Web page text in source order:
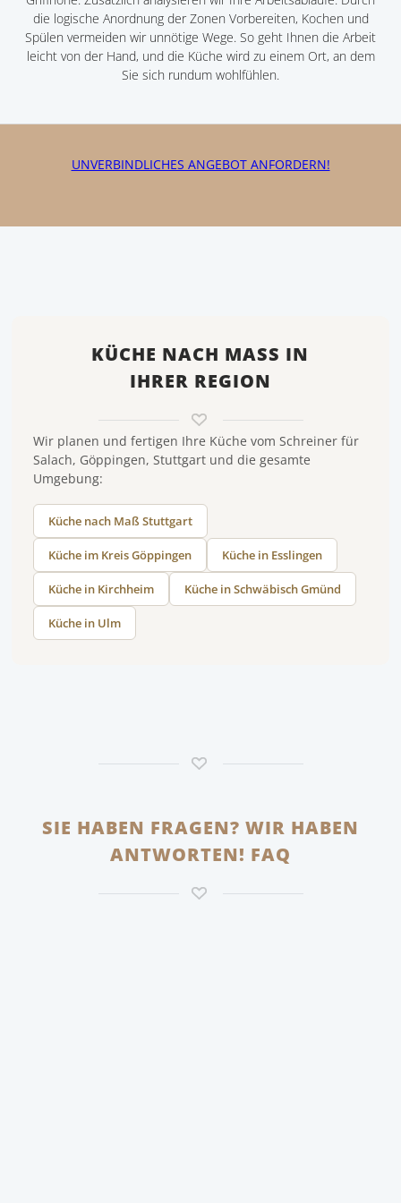
die logische Anordnung der Zonen Vorbereiten, Kochen und
Spülen vermeiden wir unnötige Wege. So geht Ihnen die Arbeit
leicht von der Hand, und die Küche wird zu einem Ort, an dem
Sie sich rundum wohlfühlen.
UNVERBINDLICHES ANGEBOT ANFORDERN!
KÜCHE NACH MASS IN I
HRER REGION
Wir planen und fertigen Ihre Küche vom Schreiner für
Salach, Göppingen, Stuttgart und die gesamte
Umgebung:
Küche nach Maß Stuttgart
Küche im Kreis Göppingen Küche in Esslingen
Küche in Kirchheim Küche in Schwäbisch Gmünd
Küche in Ulm
SIE HABEN FRAGEN? WIR HABEN
ANTWORTEN! FAQ